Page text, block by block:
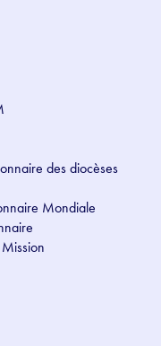
des diocèses
Mondiale